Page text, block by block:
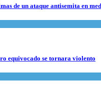
de un ataque antisemita en
equivocado se tornara violento